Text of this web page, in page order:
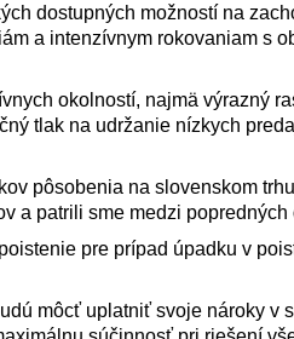
dostupných možností na
a intenzívnym rokovaniam s
okolností, najmä výrazný
tlak na udržanie nízkych
pôsobenia na slovenskom
a patrili sme medzi
pre prípad úpadku v
môcť uplatniť svoje nároky v